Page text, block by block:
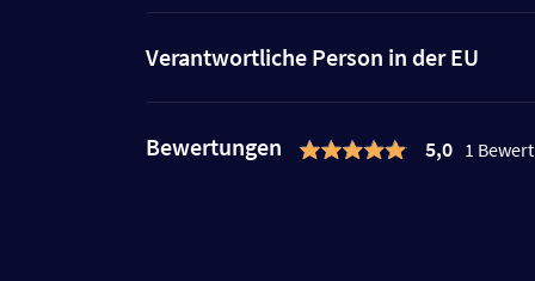
Verantwortliche Person in der EU
Bewertungen 5,0 1